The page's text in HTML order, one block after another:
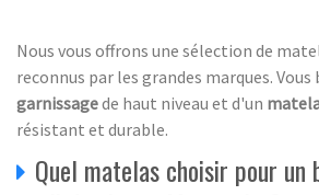
Nous vous offrons une sélection de
reconnus par les grandes marques.
garnissagede haut niveau et d'un
résistant et durable.
Quel matelas choisir pour un